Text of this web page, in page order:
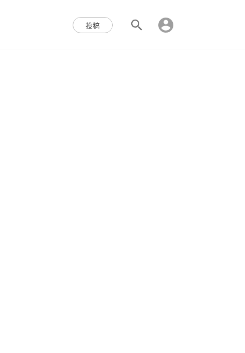
区块链,Web3,分布式,操作系
投稿